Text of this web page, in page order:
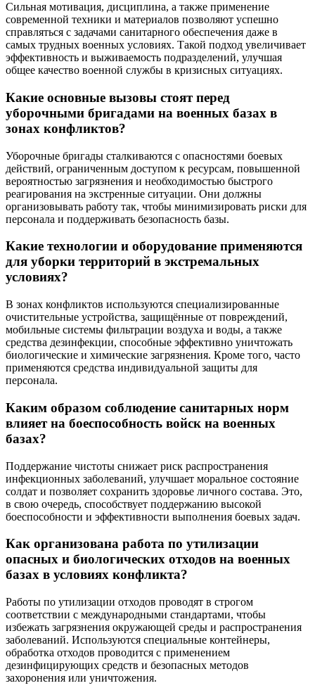
Сильная мотивация, дисциплина, а также применение
современной техники и материалов позволяют успешно
справляться с задачами санитарного обеспечения даже в
самых трудных военных условиях. Такой подход увеличивает
эффективность и выживаемость подразделений, улучшая
общее качество военной службы в кризисных ситуациях.
Какие основные вызовы стоят перед
уборочными бригадами на военных базах в
зонах конфликтов?
Уборочные бригады сталкиваются с опасностями боевых
действий, ограниченным доступом к ресурсам, повышенной
вероятностью загрязнения и необходимостью быстрого
реагирования на экстренные ситуации. Они должны
организовывать работу так, чтобы минимизировать риски для
персонала и поддерживать безопасность базы.
Какие технологии и оборудование применяются
для уборки территорий в экстремальных
условиях?
В зонах конфликтов используются специализированные
очистительные устройства, защищённые от повреждений,
мобильные системы фильтрации воздуха и воды, а также
средства дезинфекции, способные эффективно уничтожать
биологические и химические загрязнения. Кроме того, часто
применяются средства индивидуальной защиты для
персонала.
Каким образом соблюдение санитарных норм
влияет на боеспособность войск на военных
базах?
Поддержание чистоты снижает риск распространения
инфекционных заболеваний, улучшает моральное состояние
солдат и позволяет сохранить здоровье личного состава. Это,
в свою очередь, способствует поддержанию высокой
боеспособности и эффективности выполнения боевых задач.
Как организована работа по утилизации
опасных и биологических отходов на военных
базах в условиях конфликта?
Работы по утилизации отходов проводят в строгом
соответствии с международными стандартами, чтобы
избежать загрязнения окружающей среды и распространения
заболеваний. Используются специальные контейнеры,
обработка отходов проводится с применением
дезинфицирующих средств и безопасных методов
захоронения или уничтожения.